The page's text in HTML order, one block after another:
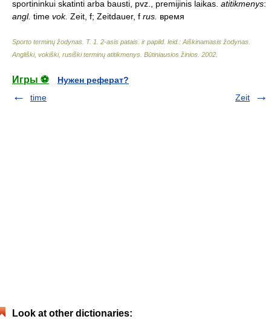
sportininkui skatinti arba bausti, pvz., premijinis laikas. atitikmenys:
angl. time vok. Zeit, f; Zeitdauer, f rus. время
Sporto terminų žodynas. T. 1. 2-asis patais. ir papild. leid.: Aiškinamasis žodynas.
Angliški, vokiški, rusiški terminų atitikmenys. Būtiniausios žinios 2002
Игры ⚽
Нужен реферат?
time
Zeit
Look at other dictionaries: